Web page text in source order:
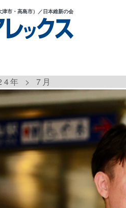
津市・高島市） ／日本維新の会
年 7 月